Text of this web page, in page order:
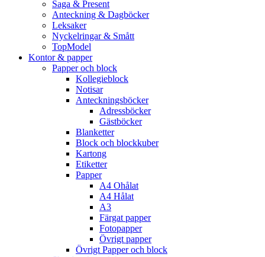
Saga & Present
Anteckning & Dagböcker
Leksaker
Nyckelringar & Smått
TopModel
Kontor & papper
Papper och block
Kollegieblock
Notisar
Anteckningsböcker
Adressböcker
Gästböcker
Blanketter
Block och blockkuber
Kartong
Etiketter
Papper
A4 Ohålat
A4 Hålat
A3
Färgat papper
Fotopapper
Övrigt papper
Övrigt Papper och block